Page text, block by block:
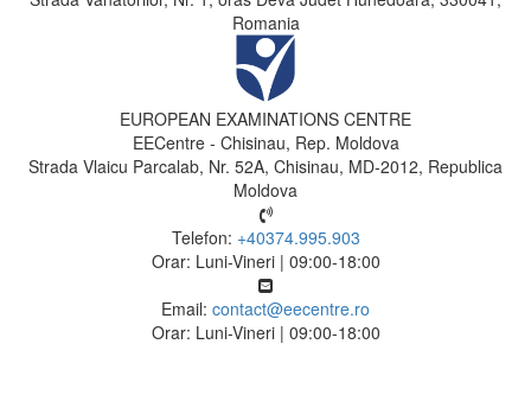
Romania
EUROPEAN EXAMINATIONS CENTRE
EECentre - Chisinau, Rep. Moldova
Strada Vlaicu Parcalab, Nr. 52A, Chisinau, MD-2012, Republica
Moldova
Telefon: +40374.995.903
Orar: Luni-Vineri | 09:00-18:00
Email: contact@eecentre.ro
Orar: Luni-Vineri | 09:00-18:00